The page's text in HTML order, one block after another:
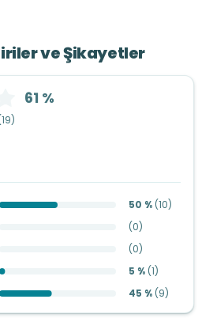
ve Şikayetler
61 %
50 % (10)
(0)
(0)
5 % (1)
45 % (9)